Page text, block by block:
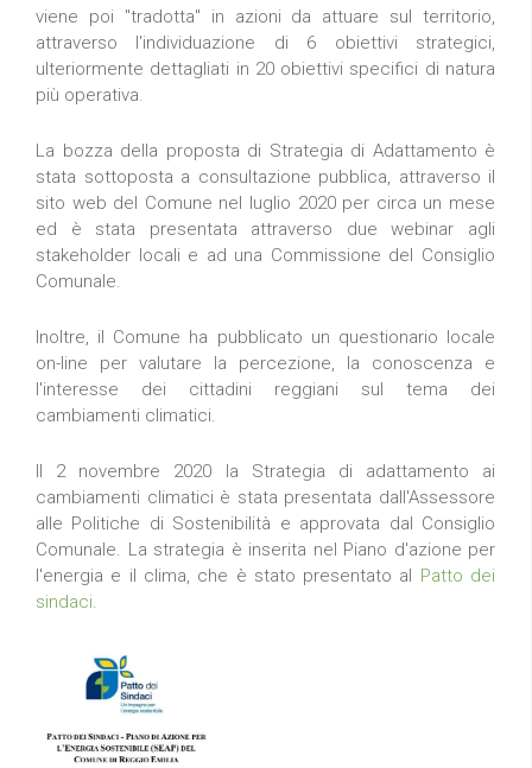
viene poi "tradotta" in azioni da attuare sul territorio,
attraverso l'individuazione di 6 obiettivi strategici,
ulteriormente dettagliati in 20 obiettivi specifici di natura
più operativa.
La bozza della proposta di Strategia di Adattamento è
stata sottoposta a consultazione pubblica, attraverso il
sito web del Comune nel luglio 2020 per circa un mese
ed è stata presentata attraverso due webinar agli
stakeholder locali e ad una Commissione del Consiglio
Comunale.
Inoltre, il Comune ha pubblicato un questionario locale
on-line per valutare la percezione, la conoscenza e
l'interesse dei cittadini reggiani sul tema dei
cambiamenti climatici.
Il 2 novembre 2020 la Strategia di adattamento ai
cambiamenti climatici è stata presentata dall'Assessore
alle Politiche di Sostenibilità e approvata dal Consiglio
Comunale. La strategia è inserita nel Piano d'azione per
l'energia e il clima, che è stato presentato al Patto dei
sindaci.